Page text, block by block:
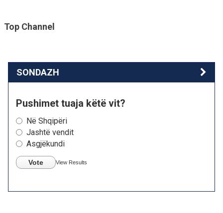
Top Channel
SONDAZH
Pushimet tuaja këtë vit?
Në Shqipëri
Jashtë vendit
Asgjëkundi
Vote View Results